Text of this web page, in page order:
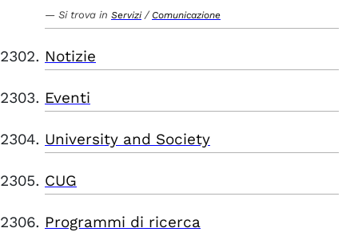
Si trova in Servizi / Comunicazione
Notizie
Eventi
University and Society
CUG
Programmi di ricerca